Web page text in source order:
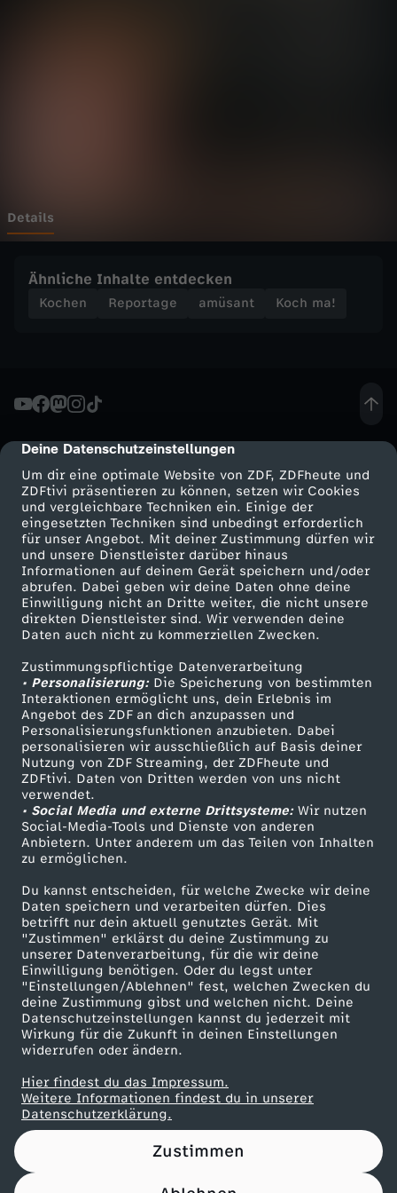
cmp-dialog-description
Deine Datenschutzeinstellungen
Um dir eine optimale Website von ZDF, ZDFheute und
ZDFtivi präsentieren zu können, setzen wir Cookies
und vergleichbare Techniken ein. Einige der
eingesetzten Techniken sind unbedingt erforderlich
für unser Angebot. Mit deiner Zustimmung dürfen wir
und unsere Dienstleister darüber hinaus
Informationen auf deinem Gerät speichern und/oder
abrufen. Dabei geben wir deine Daten ohne deine
Einwilligung nicht an Dritte weiter, die nicht unsere
direkten Dienstleister sind. Wir verwenden deine
Daten auch nicht zu kommerziellen Zwecken.
Zustimmungspflichtige Datenverarbeitung
• Personalisierung:Die Speicherung von bestimmten
Interaktionen ermöglicht uns, dein Erlebnis im
Angebot des ZDF an dich anzupassen und
Personalisierungsfunktionen anzubieten. Dabei
personalisieren wir ausschließlich auf Basis deiner
Nutzung von ZDF Streaming, der ZDFheute und
ZDFtivi. Daten von Dritten werden von uns nicht
verwendet.
• Social Media und externe Drittsysteme:Wir nutzen
Social-Media-Tools und Dienste von anderen
Anbietern. Unter anderem um das Teilen von Inhalten
zu ermöglichen.
Du kannst entscheiden, für welche Zwecke wir deine
Daten speichern und verarbeiten dürfen. Dies
betrifft nur dein aktuell genutztes Gerät. Mit
"Zustimmen" erklärst du deine Zustimmung zu
unserer Datenverarbeitung, für die wir deine
Einwilligung benötigen. Oder du legst unter
"Einstellungen/Ablehnen" fest, welchen Zwecken du
deine Zustimmung gibst und welchen nicht. Deine
Datenschutzeinstellungen kannst du jederzeit mit
Wirkung für die Zukunft in deinen Einstellungen
widerrufen oder ändern.
Hier findest du das Impressum.
Weitere Informationen findest du in unserer
Datenschutzerklärung.
Zustimmen
p
:
u
s
h
i
m
a
c
h
e
n
–
N
i
g
i
r
i
,
Details
Ähnliche Inhalte entdecken
Kochen Reportage amüsant Koch ma!
Mehr ZDF
ZDF-Apps
Smart TV
ZDFtext
Livestreams
Sendungen A-Z
TV-Programm
Service
ZDFmitreden
Kontakt zum ZDF
Tickets
Zuschauerservice
Hilfe
ZDF Unternehmen
Karriere
ZDF goes Schule
Werbefernsehen
Mainzelmännchen
Partner